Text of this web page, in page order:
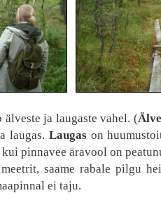
ja laugaste vahel. (
laugas. Laugas on
pinnavee äravool on
saame rabale pilgu
ei taju.